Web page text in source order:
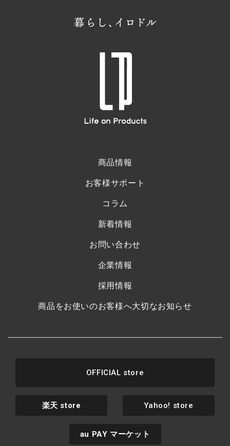
商品情報
お客様サポート
コラム
新着情報
お問い合わせ
企業情報
採用情報
商品をお使いのお客様へ大切なお知らせ
OFFICIAL store
楽天 store Yahoo! store
au PAY マーケット